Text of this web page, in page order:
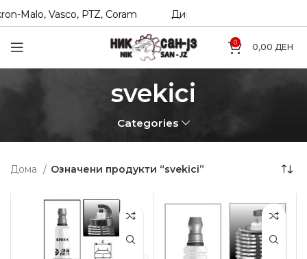
Vasco, PTZ, Coram Директни увозници на
0 0,00 ДЕН
svekici
Categories
Дома Означени продукти “svekici”